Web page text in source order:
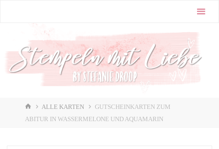
mit Liebe
START
ALLE KARTEN
GUTSCHEINKARTEN ZUM
ABITUR IN WASSERMELONE UND AQUAMARIN